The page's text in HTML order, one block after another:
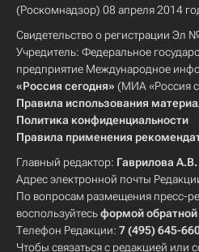
(Роскомнадзор) 08 апреля 2014
Свидетельство о регистрации
Учредитель: Федеральное
предприятие Международное
«Россия сегодня» (МИА «Россия
Правила использования
Политика конфиденциальности
Правила применения
Главный редактор: Гаврилова А.В.
Адрес электронной почты
По вопросам размещения пресс-
воспользуйтесьформой обратной
Телефон Редакции: 7 (495) 645-
Чтобы связаться с редакцией или